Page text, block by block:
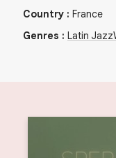
Country : France
Genres : Latin Jazz